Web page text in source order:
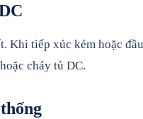
Khi tiếp xúc kém hoặc
cháy tủ DC.